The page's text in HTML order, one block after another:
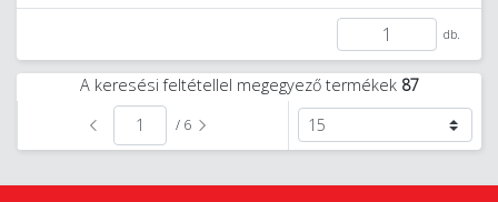
db.
A keresési feltétellel megegyező termékek 87
/ 6